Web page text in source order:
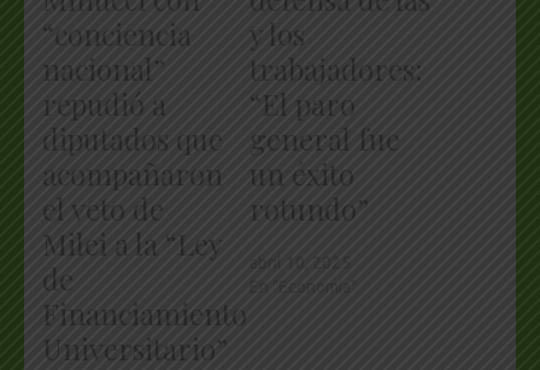
“conciencia
nacional”
repudió a
diputados que
acompañaron
el veto de
Milei a la “Ley
de
Financiamiento
Universitario”
y los
trabajadores:
“El paro
general fue
un éxito
rotundo”